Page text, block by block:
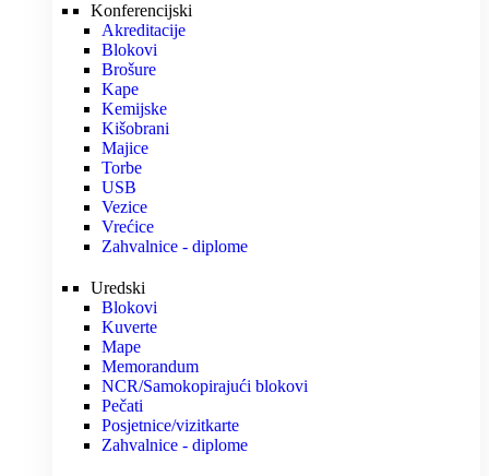
Konferencijski
Akreditacije
Blokovi
Brošure
Kape
Kemijske
Kišobrani
Majice
Torbe
USB
Vezice
Vrećice
Zahvalnice - diplome
Uredski
Blokovi
Kuverte
Mape
Memorandum
NCR/Samokopirajući blokovi
Pečati
Posjetnice/vizitkarte
Zahvalnice - diplome